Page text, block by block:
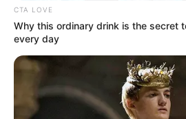
CTA LOVE
Why this ordinary drink is the secret
every day